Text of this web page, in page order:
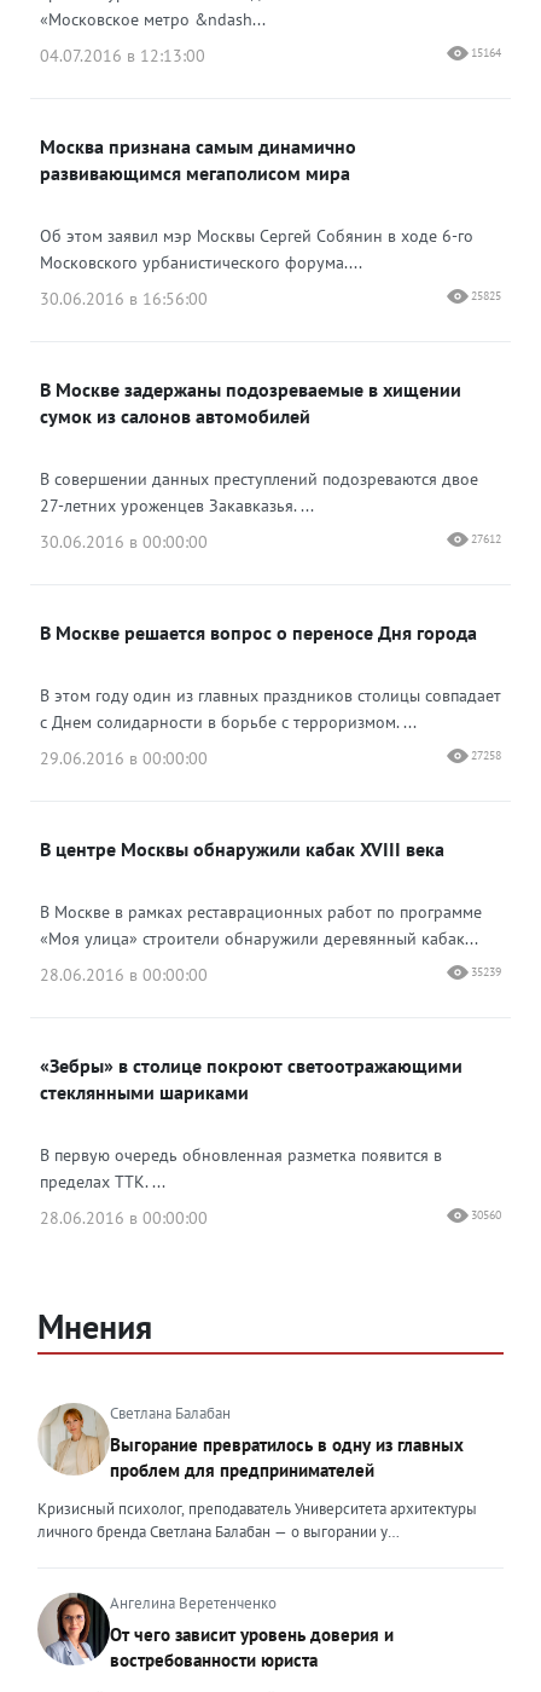
«Московское метро &ndash...
04.07.2016 в 12:13:00
15164
Москва признана самым динамично
развивающимся мегаполисом мира
Об этом заявил мэр Москвы Сергей Собянин в ходе 6-го
Московского урбанистического форума....
30.06.2016 в 16:56:00
25825
В Москве задержаны подозреваемые в хищении
сумок из салонов автомобилей
В совершении данных преступлений подозреваются двое
27-летних уроженцев Закавказья. ...
30.06.2016 в 00:00:00
27612
В Москве решается вопрос о переносе Дня города
В этом году один из главных праздников столицы совпадает
с Днем солидарности в борьбе с терроризмом. ...
29.06.2016 в 00:00:00
27258
В центре Москвы обнаружили кабак XVIII века
В Москве в рамках реставрационных работ по программе
«Моя улица» строители обнаружили деревянный кабак...
28.06.2016 в 00:00:00
35239
«Зебры» в столице покроют светоотражающими
стеклянными шариками
В первую очередь обновленная разметка появится в
пределах ТТК. ...
28.06.2016 в 00:00:00
30560
Мнения
Светлана Балабан
Выгорание превратилось в одну из главных
проблем для предпринимателей
Кризисный психолог, преподаватель Университета архитектуры
личного бренда Светлана Балабан — о выгорании у
проблемой, однако выгорание у предпринимателей заметно
отличается от выгорания у наёмных сотрудников. Наёмный
сотрудник может уйти на больничный или в отпуск, пожаловаться
на что-то начальству или сменить работу. Предприниматель — сам
Ангелина Веретенченко
От чего зависит уровень доверия и
востребованности юриста